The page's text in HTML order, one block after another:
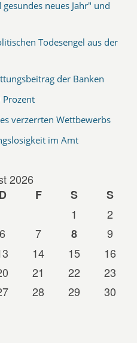
neues Jahr" und
Todesengel aus der
der Banken
verzerrten Wettbewerbs
im Amt
2026
D F S
S
1
2
6 7 8
9
14 15
16
21 22
23
28 29
30